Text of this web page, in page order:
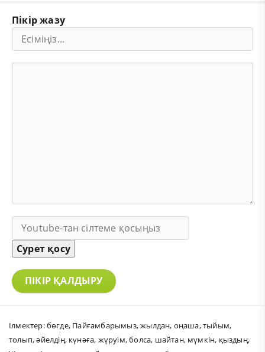
Пікір жазу
Сурет қосу
ПІКІР ҚАЛДЫРУ
Ілмектер:бөгде, Пайғамбарымыз,жылдан, оңаша,тыйым,
толып,әйелдің, күнәға, жүруім,болса, шайтан, мүмкін, қыздың,